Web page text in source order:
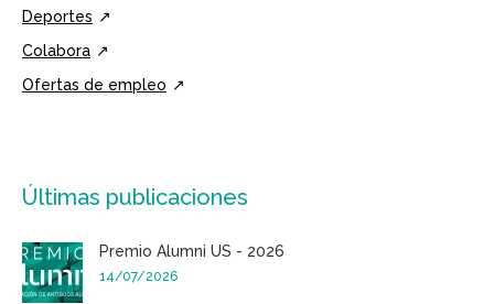
Deportes
Colabora
Ofertas de empleo
Últimas publicaciones
Premio Alumni US - 2026
14/07/2026